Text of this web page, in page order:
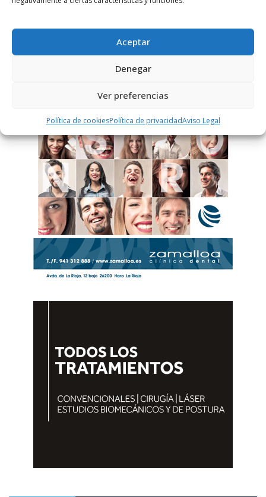
Aceptar
Denegar
Ver preferencias
Política de cookiesPolítica de privacidadAviso Legal
Este sitio usa Akismet para reducir el spam.